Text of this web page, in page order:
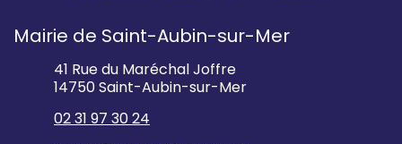
Mairie de Saint-Aubin-sur-Mer
41 Rue du Maréchal Joffre
14750 Saint-Aubin-sur-Mer
02 31 97 30 24